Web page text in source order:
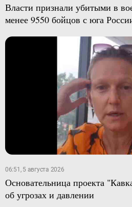
Власти признали убитыми в
менее 9550 бойцов с юга
06:51, 5 августа 2026
Основательница проекта
об угрозах и давлении